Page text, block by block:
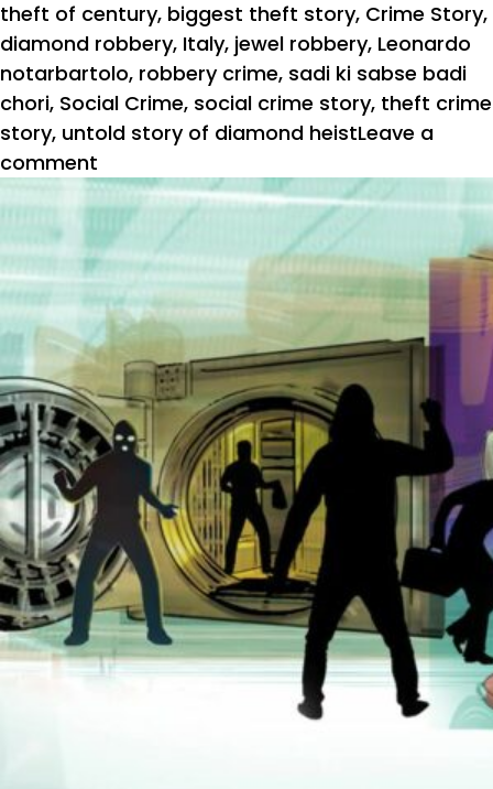
theft of century, biggest theft story, Crime Story,
diamond robbery, Italy, jewel robbery, Leonardo
notarbartolo, robbery crime, sadi ki sabse badi
chori, Social Crime, social crime story, theft crime
story, untold story of diamond heistLeave a
comment